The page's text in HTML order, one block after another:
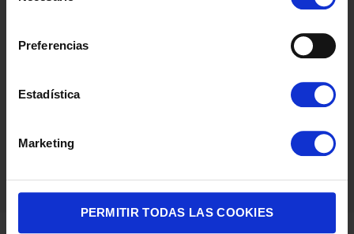
Preferencias
Estadística
Marketing
PERMITIR TODAS LAS COOKIES
VENTILADOR PIE ROWENTA QV5050 3D 20W 34CM BATERIA